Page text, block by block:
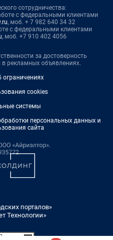
сотрудничества:
с федеральными клиентами
, моб. + 7 982 640 34 32
с федеральными клиентами
, моб. +7 910 402 4056
за достоверность
рекламных объявлениях.
cookies
системы
персональных данных и
сайта
порталов»
Технологии»